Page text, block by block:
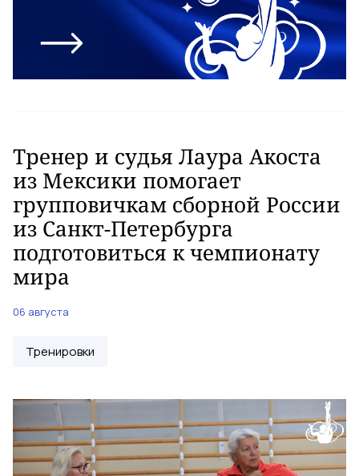
Тренер и судья Лаура Акоста
из Мексики помогает
групповичкам сборной России
из Санкт-Петербурга
подготовиться к чемпионату
мира
06 августа
Тренировки